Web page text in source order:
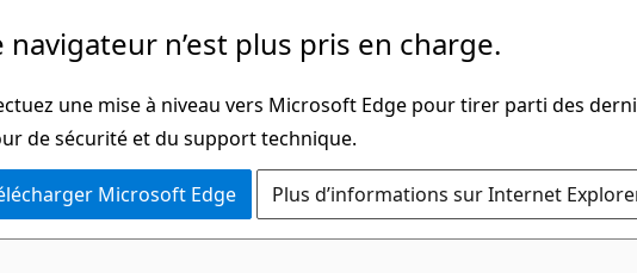
navigateur n’est plus pris en charge.
une mise à niveau vers Microsoft Edge pour tirer parti des
de sécurité et du support technique.
Microsoft Edge Plus d’informations sur Internet